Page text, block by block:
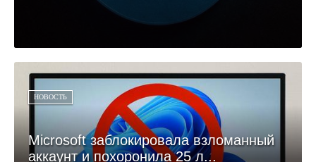
НОВОСТЬ
Microsoft заблокировала взломанный
аккаунт и похоронила 25 л...